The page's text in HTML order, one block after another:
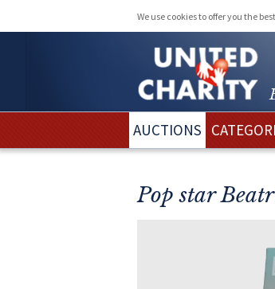
We use cookies to offer you the
AUCTIONS
Pop star